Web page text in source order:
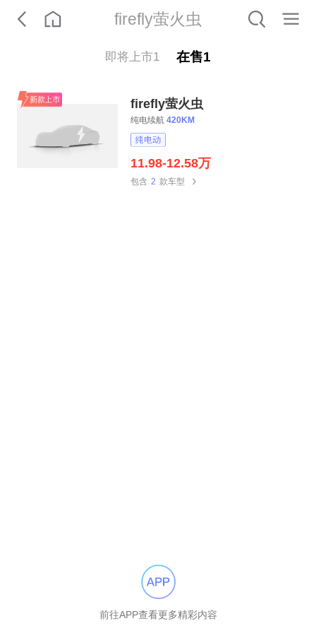
firefly萤火虫
即将上市1 在售1
firefly萤火虫
纯电续航 420KM
11.98-12.58万
包含 2 款车型
前往APP查看更多精彩内容